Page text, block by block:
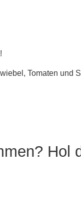
Tomaten und
Hol